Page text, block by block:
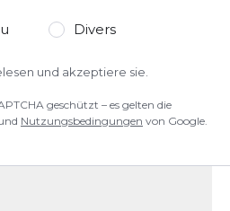
Divers
und akzeptiere sie.
geschützt – es gelten die
Nutzungsbedingungen von Google.